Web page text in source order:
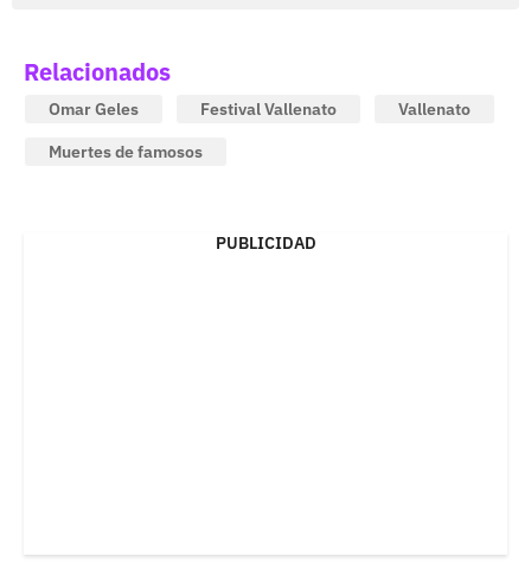
Relacionados
Omar Geles Festival Vallenato
Vallenato
Muertes de famosos
PUBLICIDAD